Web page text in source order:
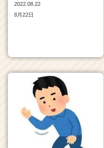
ア
r
C
2022.08.22
8月22日